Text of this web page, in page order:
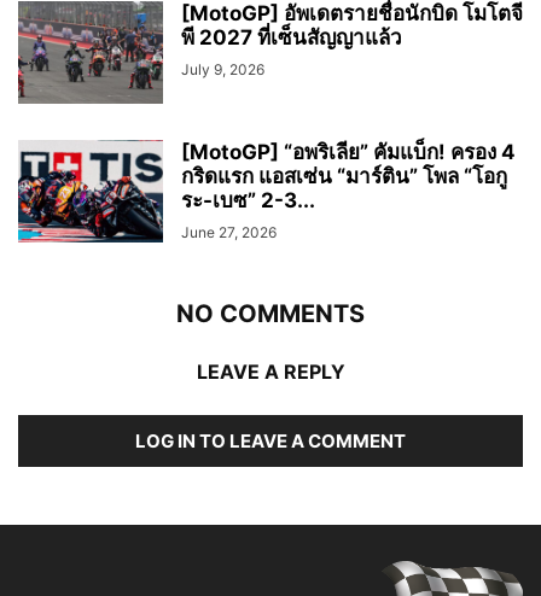
[MotoGP] อัพเดตรายชื่อนักบิด โมโตจี
พี 2027 ที่เซ็นสัญญาแล้ว
July 9, 2026
[MotoGP] “อพริเลีย” คัมแบ็ก! ครอง 4
กริดแรก แอสเซ่น “มาร์ติน” โพล “โอกู
ระ-เบซ” 2-3...
June 27, 2026
NO COMMENTS
LEAVE A REPLY
LOG IN TO LEAVE A COMMENT